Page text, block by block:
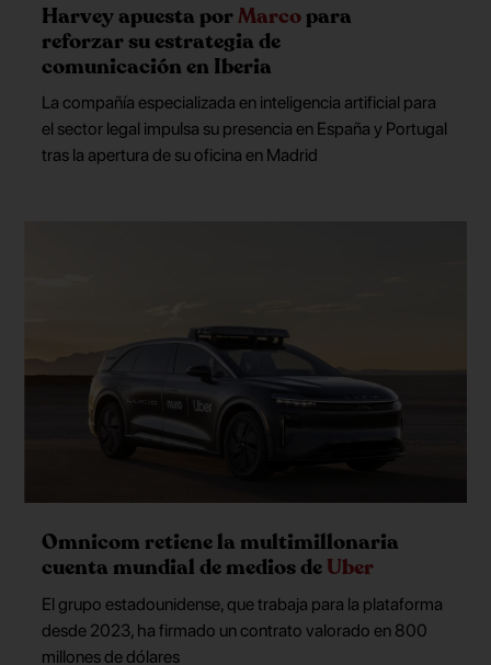
Harvey apuesta porMarcopara
reforzar su estrategia de
comunicación en Iberia
La compañía especializada en inteligencia artificial para
el sector legal impulsa su presencia en España y Portugal
tras la apertura de su oficina en Madrid
Omnicom retiene la multimillonaria
cuenta mundial de medios deUber
El grupo estadounidense, que trabaja para la plataforma
desde 2023, ha firmado un contrato valorado en 800
millones de dólares